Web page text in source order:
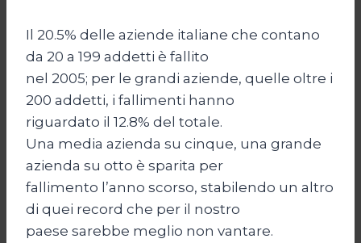
Il 20.5% delle aziende italiane che contano
da 20 a 199 addetti è fallito
nel 2005; per le grandi aziende, quelle oltre i
200 addetti, i fallimenti hanno
riguardato il 12.8% del totale.
Una media azienda su cinque, una grande
azienda su otto è sparita per
fallimento l’anno scorso, stabilendo un altro
di quei record che per il nostro
paese sarebbe meglio non vantare.